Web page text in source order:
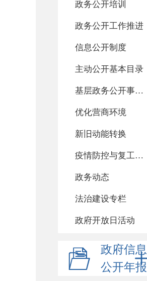
政务公开培训
政务公开工作推进
信息公开制度
主动公开基本目录
基层政务公开事项标准目录
优化营商环境
新旧动能转换
疫情防控与复工复产
政务动态
法治建设专栏
政府开放日活动
政府信息
公开年报